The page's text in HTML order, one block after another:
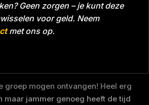
Geen zorgen – je kunt deze
voor geld. Neem
met ons op.
Datum 14-11-2021
Project Blue 26A8
groep mogen ontvangen! Heel erg
maar jammer genoeg heeft de tijd